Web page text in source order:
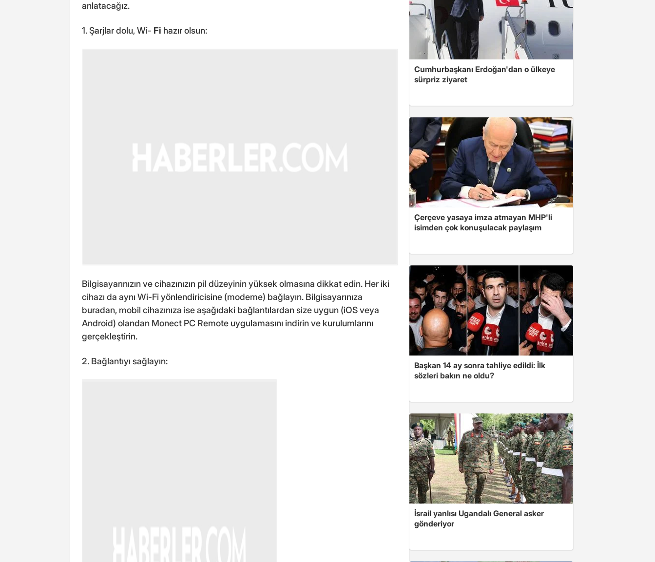
anlatacağız.
1. Şarjlar dolu, Wi- Fi hazır olsun:
Bilgisayarınızın ve cihazınızın pil düzeyinin yüksek olmasına dikkat edin. Her iki
cihazı da aynı Wi-Fi yönlendiricisine (modeme) bağlayın. Bilgisayarınıza
buradan, mobil cihazınıza ise aşağıdaki bağlantılardan size uygun (iOS veya
Android) olandan Monect PC Remote uygulamasını indirin ve kurulumlarını
gerçekleştirin.
2. Bağlantıyı sağlayın:
Cumhurbaşkanı Erdoğan'dan o ülkeye
sürpriz ziyaret
Çerçeve yasaya imza atmayan MHP'li
isimden çok konuşulacak paylaşım
Başkan 14 ay sonra tahliye edildi: İlk
sözleri bakın ne oldu?
İsrail yanlısı Ugandalı General asker
gönderiyor